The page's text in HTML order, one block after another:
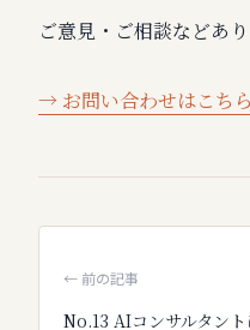
ご意見・ご相談などあ
→ お問い合わせはこちら
← 前の記事
No.13 AIコンサルタン